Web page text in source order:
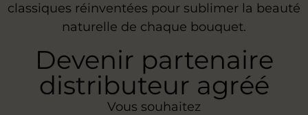
classiques réinventées pour sublimer la beauté
naturelle de chaque bouquet.
Devenir partenaire
distributeur agréé
Vous souhaitez